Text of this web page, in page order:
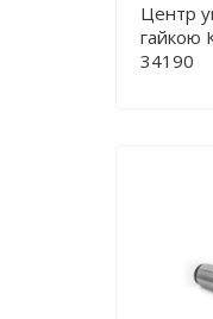
Центр
гайкою
34190